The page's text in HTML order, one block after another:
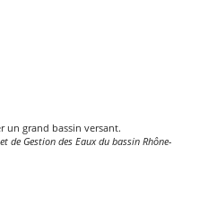
un grand bassin versant.
de Gestion des Eaux du bassin Rhône-